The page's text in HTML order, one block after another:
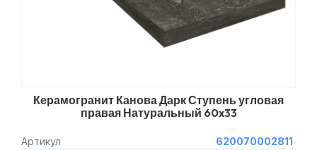
Керамогранит Канова Дарк Ступень угловая
правая Натуральный 60x33
Артикул
620070002811